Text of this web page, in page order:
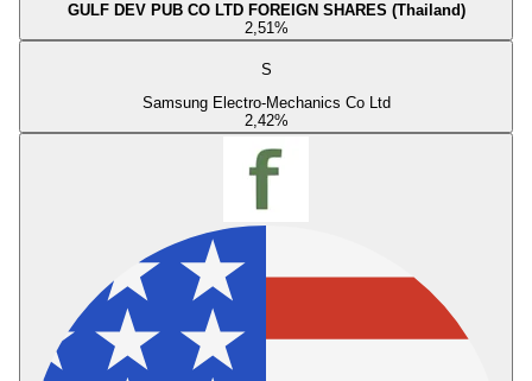
GULF DEV PUB CO LTD FOREIGN SHARES (Thailand)
2,51%
S
Samsung Electro-Mechanics Co Ltd
2,42%